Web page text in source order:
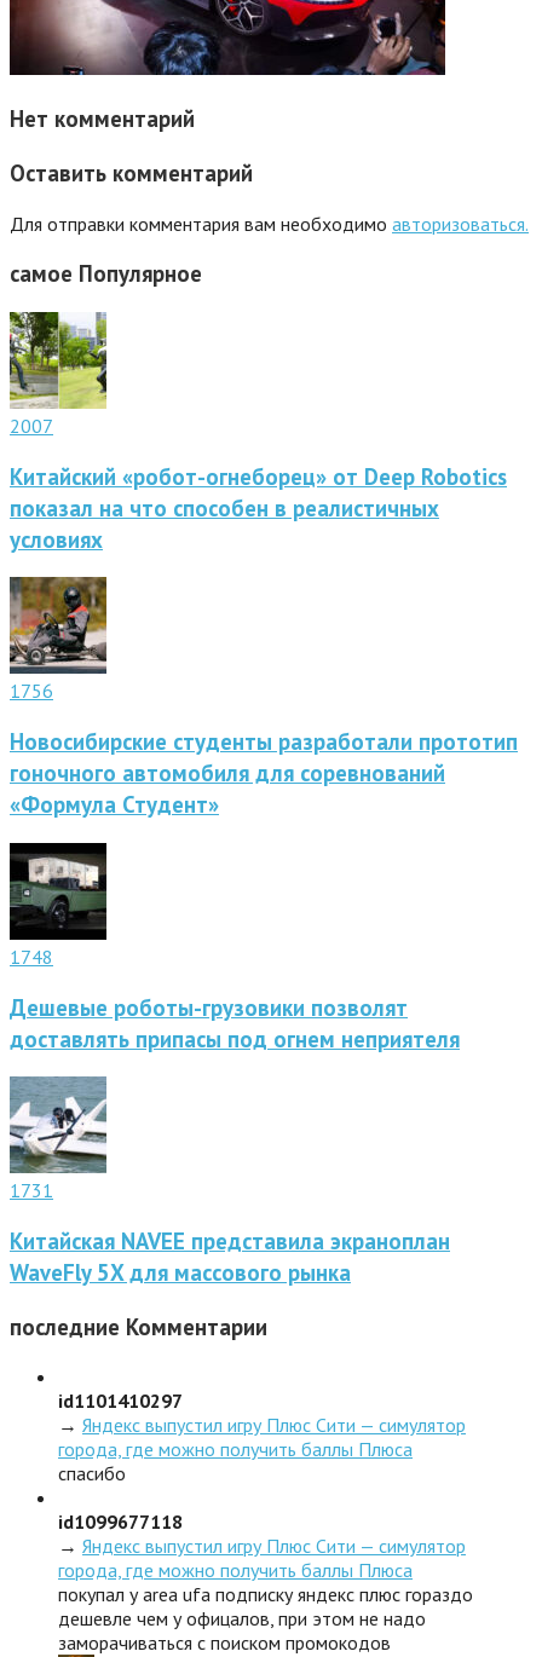
Нет комментарий
Оставить комментарий
Для отправки комментария вам необходимо авторизоваться.
самое Популярное
2007
Китайский «робот-огнеборец» от Deep Robotics
показал на что способен в реалистичных
условиях
1756
Новосибирские студенты разработали прототип
гоночного автомобиля для соревнований
«Формула Студент»
1748
Дешевые роботы-грузовики позволят
доставлять припасы под огнем неприятеля
1731
Китайская NAVEE представила экраноплан
WaveFly 5X для массового рынка
последние Комментарии
id1101410297
→ Яндекс выпустил игру Плюс Сити — симулятор
города, где можно получить баллы Плюса
спасибо
id1099677118
→ Яндекс выпустил игру Плюс Сити — симулятор
города, где можно получить баллы Плюса
покупал у area ufa подписку яндекс плюс гораздо
дешевле чем у офицалов, при этом не надо
заморачиваться с поиском промокодов